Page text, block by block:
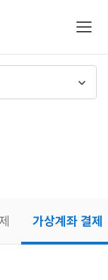
모바
가상계좌 결제